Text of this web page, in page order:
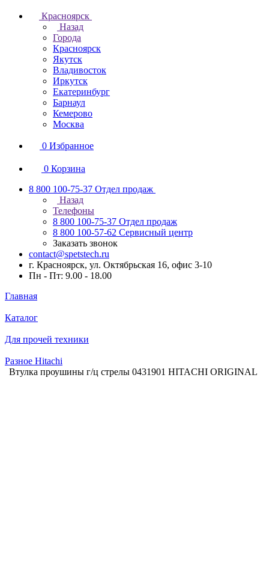
Красноярск
Назад
Города
Красноярск
Якутск
Владивосток
Иркутск
Екатеринбург
Барнаул
Кемерово
Москва
0 Избранное
0 Корзина
8 800 100-75-37 Отдел продаж
Назад
Телефоны
8 800 100-75-37 Отдел продаж
8 800 100-57-62 Сервисный центр
Заказать звонок
contact@spetstech.ru
г. Красноярск, ул. Октябрьская 16, офис 3-10
Пн - Пт: 9.00 - 18.00
Главная
Каталог
Для прочей техники
Разное Hitachi
Втулка проушины г/ц стрелы 0431901 HITACHI ORIGINAL